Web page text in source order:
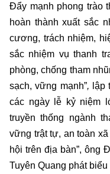
Đẩy mạnh phong trào
hoàn thành xuất sắc
cương, trách nhiệm,
sắc nhiệm vụ thanh
phòng, chống tham
sạch, vững mạnh”, lập
các ngày lễ kỷ niệm
truyền thống ngành
vững trật tự, an toàn
hội trên địa bàn”, ông
Tuyên Quang phát